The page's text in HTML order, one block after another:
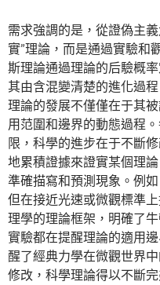
需求強調的是，從證偽主
實”理論，而是通過實驗和
斯理論通過理論的后驗概
其由含混變清楚的進化過
理論的發展不僅僅在于其
用范圍和邊界的動態過程
限，科學的進步在于不斷
地累積證據來證實某個理
準確描寫和預測現象。例
但在接近光速或微觀標準
理學的理論框架，明確了
實驗都在提醒理論的適用
醒了經典力學在微觀世界
修改，科學理論得以不斷